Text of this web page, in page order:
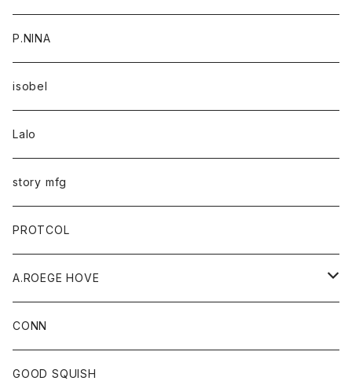
P.NINA
isobel
Lalo
story mfg
PROTCOL
A.ROEGE HOVE
CONN
CONN
GOOD SQUISH